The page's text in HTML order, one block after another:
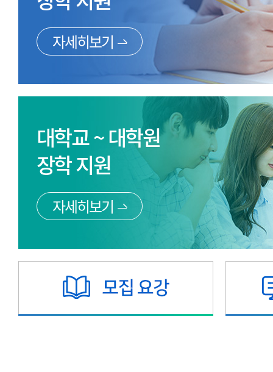
자세히보기
대학교 ~ 대학원
장학 지원
자세히보기